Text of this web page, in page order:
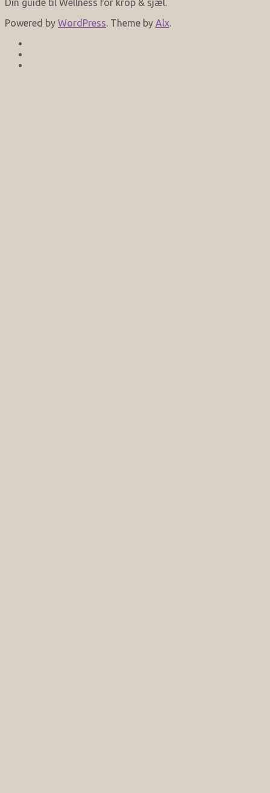
Din guide til Wellness for krop & sjæl.
Powered by WordPress. Theme by Alx.